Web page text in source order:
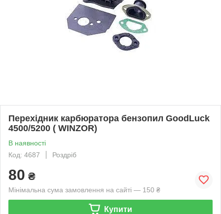
Перехідник карбюратора бензопил GoodLuck
4500/5200 ( WINZOR)
В наявності
Код: 4687
Роздріб
80 ₴
Мінімальна сума замовлення на сайті — 150 ₴
Купити